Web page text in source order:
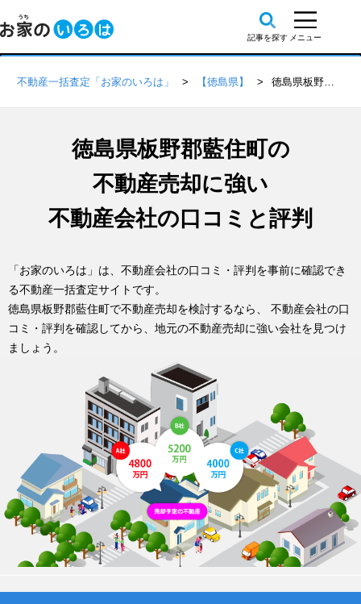
不動産一括査定「お家のいろは」 【徳島県】 徳島県板野郡藍住町の不動産会社 口コミ・評判一覧
徳島県板野郡藍住町の
不動産売却に強い
不動産会社の口コミと評判
「お家のいろは」は、不動産会社の口コミ・評判を事前に確認でき
る不動産一括査定サイトです。
徳島県板野郡藍住町で不動産売却を検討するなら、 不動産会社の口
コミ・評判を確認してから、地元の不動産売却に強い会社を見つけ
ましょう。